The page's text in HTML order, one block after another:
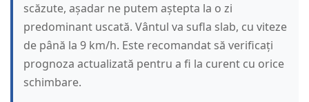
scăzute, așadar ne putem aștepta la o zi
predominant uscată. Vântul va sufla slab, cu viteze
de până la 9 km/h. Este recomandat să verificați
prognoza actualizată pentru a fi la curent cu orice
schimbare.